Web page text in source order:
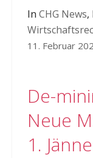
In CHG News,
11. Februar
De-
Neue
1.